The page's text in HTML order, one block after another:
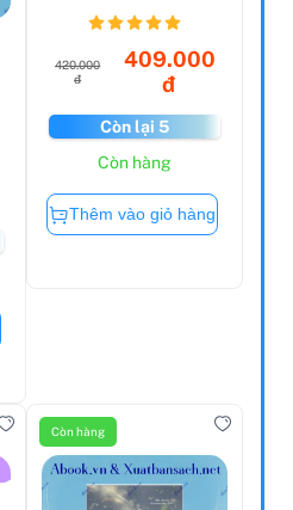
Burgers - Bagels
And Hot Dogs
đ
409.000
đ
Còn hàng